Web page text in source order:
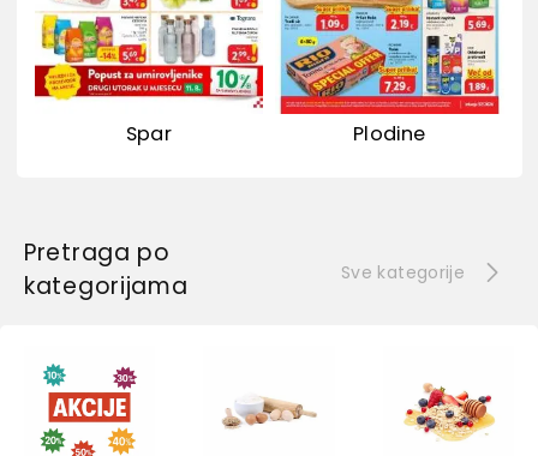
Spar Plodine
Pretraga po
kategorijama
Sve kategorije